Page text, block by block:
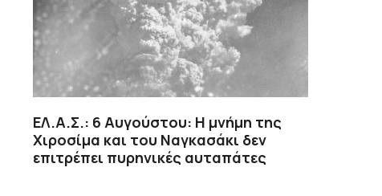
ΕΛ.Α.Σ.: 6 Αυγούστου: Η μνήμη της
Χιροσίμα και του Ναγκασάκι δεν
επιτρέπει πυρηνικές αυταπάτες